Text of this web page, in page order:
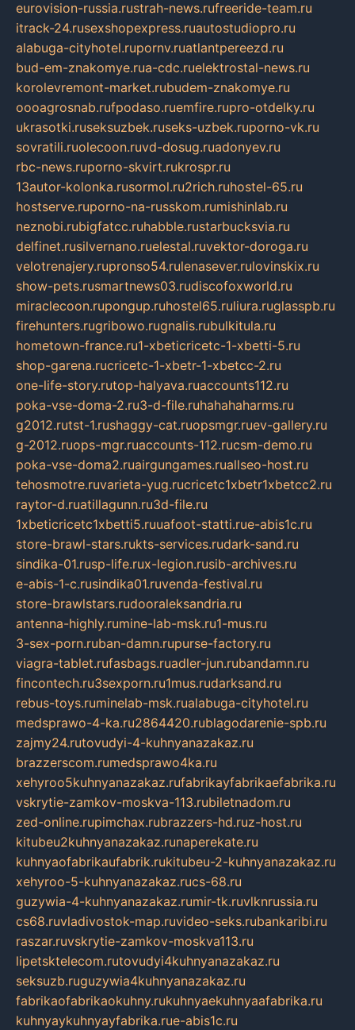
eurovision-russia.rustrah-news.rufreeride-team.ru
itrack-24.rusexshopexpress.ruautostudiopro.ru
alabuga-cityhotel.rupornv.ruatlantpereezd.ru
bud-em-znakomye.rua-cdc.ruelektrostal-news.ru
korolevremont-market.rubudem-znakomye.ru
oooagrosnab.rufpodaso.ruemfire.rupro-otdelky.ru
ukrasotki.ruseksuzbek.ruseks-uzbek.ruporno-vk.ru
sovratili.ruolecoon.ruvd-dosug.ruadonyev.ru
rbc-news.ruporno-skvirt.rukrospr.ru
13autor-kolonka.rusormol.ru2rich.ruhostel-65.ru
hostserve.ruporno-na-russkom.rumishinlab.ru
neznobi.rubigfatcc.ruhabble.rustarbucksvia.ru
delfinet.rusilvernano.ruelestal.ruvektor-doroga.ru
velotrenajery.rupronso54.rulenasever.rulovinskix.ru
show-pets.rusmartnews03.rudiscofoxworld.ru
miraclecoon.rupongup.ruhostel65.ruliura.ruglasspb.ru
firehunters.rugribowo.rugnalis.rubulkitula.ru
hometown-france.ru1-xbeticricetc-1-xbetti-5.ru
shop-garena.rucricetc-1-xbetr-1-xbetcc-2.ru
one-life-story.rutop-halyava.ruaccounts112.ru
poka-vse-doma-2.ru3-d-file.ruhahahaharms.ru
g2012.rutst-1.rushaggy-cat.ruopsmgr.ruev-gallery.ru
g-2012.ruops-mgr.ruaccounts-112.rucsm-demo.ru
poka-vse-doma2.ruairgungames.ruallseo-host.ru
tehosmotre.ruvarieta-yug.rucricetc1xbetr1xbetcc2.ru
raytor-d.ruatillagunn.ru3d-file.ru
1xbeticricetc1xbetti5.ruuafoot-statti.rue-abis1c.ru
store-brawl-stars.rukts-services.rudark-sand.ru
sindika-01.rusp-life.rux-legion.rusib-archives.ru
e-abis-1-c.rusindika01.ruvenda-festival.ru
store-brawlstars.rudooraleksandria.ru
antenna-highly.rumine-lab-msk.ru1-mus.ru
3-sex-porn.ruban-damn.rupurse-factory.ru
viagra-tablet.rufasbags.ruadler-jun.rubandamn.ru
fincontech.ru3sexporn.ru1mus.rudarksand.ru
rebus-toys.ruminelab-msk.rualabuga-cityhotel.ru
medsprawo-4-ka.ru2864420.rublagodarenie-spb.ru
zajmy24.rutovudyi-4-kuhnyanazakaz.ru
brazzerscom.rumedsprawo4ka.ru
xehyroo5kuhnyanazakaz.rufabrikayfabrikaefabrika.ru
vskrytie-zamkov-moskva-113.rubiletnadom.ru
zed-online.rupimchax.rubrazzers-hd.ruz-host.ru
kitubeu2kuhnyanazakaz.runaperekate.ru
kuhnyaofabrikaufabrik.rukitubeu-2-kuhnyanazakaz.ru
xehyroo-5-kuhnyanazakaz.rucs-68.ru
guzywia-4-kuhnyanazakaz.rumir-tk.ruvlknrussia.ru
cs68.ruvladivostok-map.ruvideo-seks.rubankaribi.ru
raszar.ruvskrytie-zamkov-moskva113.ru
lipetsktelecom.rutovudyi4kuhnyanazakaz.ru
seksuzb.ruguzywia4kuhnyanazakaz.ru
fabrikaofabrikaokuhny.rukuhnyaekuhnyaafabrika.ru
kuhnyaykuhnyayfabrika.rue-abis1c.ru